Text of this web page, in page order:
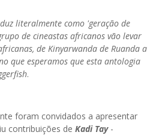
literalmente como 'geração de
de cineastas africanos vão levar
de Kinyarwanda de Ruanda a
que esperamos que esta antologia
.
foram convidados a apresentar
contribuições de Kadi Tay-